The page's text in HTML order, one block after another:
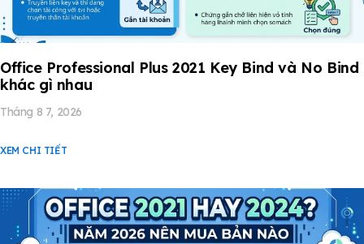
Office Professional Plus 2021 Key Bind và No Bind
khác gì nhau
Tháng 8 7, 2026
XEM CHI TIẾT